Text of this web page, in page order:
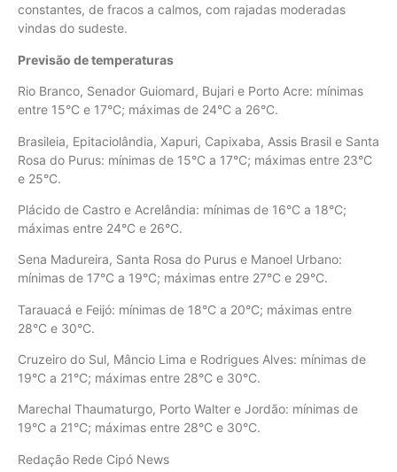
constantes, de fracos a calmos, com rajadas moderadas
vindas do sudeste.
Previsão de temperaturas
Rio Branco, Senador Guiomard, Bujari e Porto Acre: mínimas
entre 15°C e 17°C; máximas de 24°C a 26°C.
Brasileia, Epitaciolândia, Xapuri, Capixaba, Assis Brasil e Santa
Rosa do Purus: mínimas de 15°C a 17°C; máximas entre 23°C
e 25°C.
Plácido de Castro e Acrelândia: mínimas de 16°C a 18°C;
máximas entre 24°C e 26°C.
Sena Madureira, Santa Rosa do Purus e Manoel Urbano:
mínimas de 17°C a 19°C; máximas entre 27°C e 29°C.
Tarauacá e Feijó: mínimas de 18°C a 20°C; máximas entre
28°C e 30°C.
Cruzeiro do Sul, Mâncio Lima e Rodrigues Alves: mínimas de
19°C a 21°C; máximas entre 28°C e 30°C.
Marechal Thaumaturgo, Porto Walter e Jordão: mínimas de
19°C a 21°C; máximas entre 28°C e 30°C.
Redação Rede Cipó News